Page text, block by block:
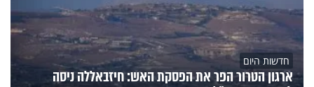
חדשות היום
ארגון הטרור הפר את הפסקת האש: חיזבאללה ניסה